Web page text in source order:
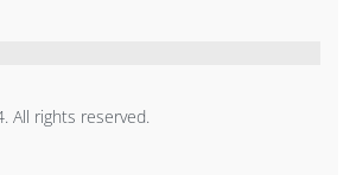
All rights reserved.